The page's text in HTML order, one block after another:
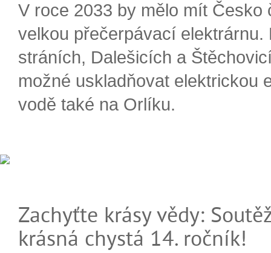
V roce 2033 by mělo mít Česko
velkou přečerpávací elektrárnu.
stráních, Dalešicích a
možné uskladňovat elektrickou
vodě také na Orlíku.
Zachyťte krásy vědy:
krásná chystá 14. ročník!